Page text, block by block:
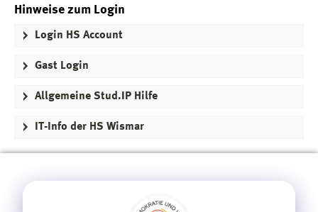
Hinweise zum Login
Login HS Account
Gast Login
Allgemeine Stud.IP Hilfe
IT-Info der HS Wismar